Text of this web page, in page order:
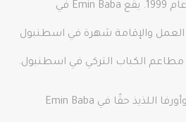
افتتاحه كمتجر صغير في عام 1999. يقع Emin Baba في
والإقامة شهرة في اسطنبول
الكباب التركي في اسطنبول.
يمكنك تناول كباب أضنة وأورفا اللذيذ حقًا في Emin Baba